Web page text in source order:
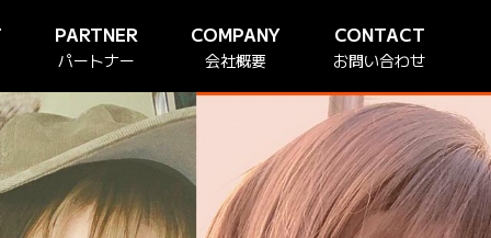
PARTNER
パートナー
COMPANY
会社概要
CONTACT
お問い合わせ